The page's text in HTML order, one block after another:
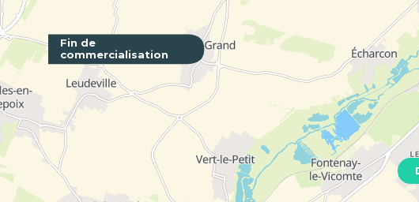
Fin de
commercialisation
L'Avant-Seine
PARIS - 75013